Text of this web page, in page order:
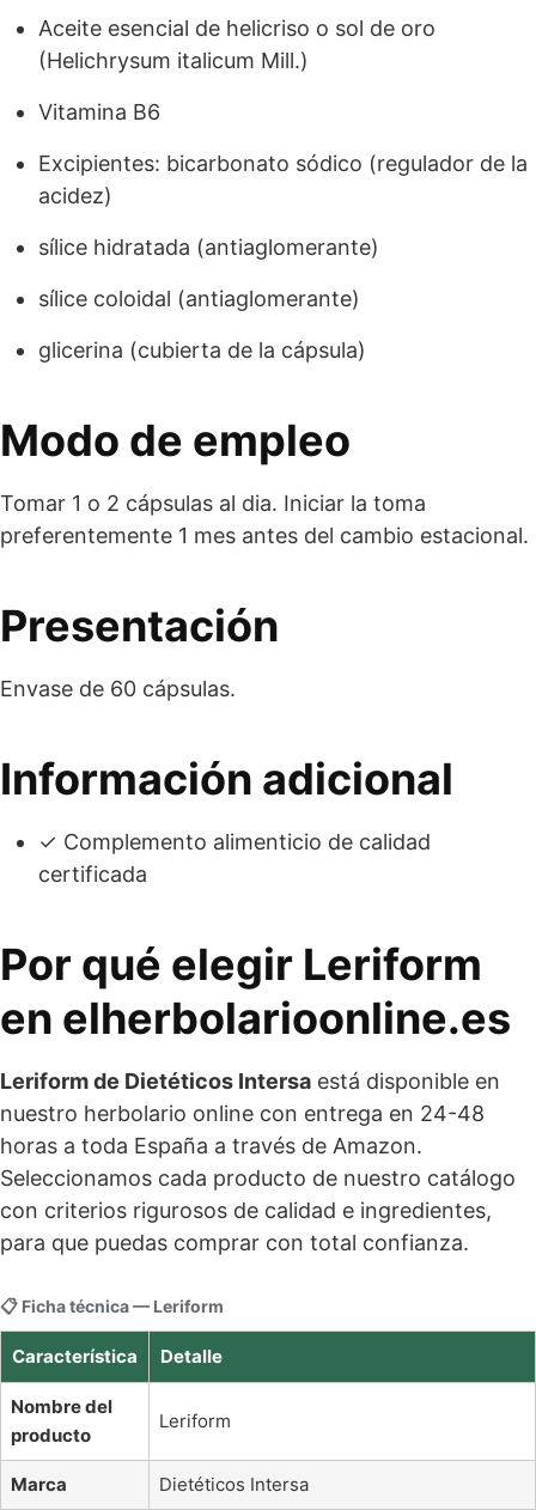
Aceite esencial de helicriso o sol de oro
(Helichrysum italicum Mill.)
Vitamina B6
Excipientes: bicarbonato sódico (regulador de la
acidez)
sílice hidratada (antiaglomerante)
sílice coloidal (antiaglomerante)
glicerina (cubierta de la cápsula)
Modo de empleo
Tomar 1 o 2 cápsulas al dia. Iniciar la toma
preferentemente 1 mes antes del cambio estacional.
Presentación
Envase de 60 cápsulas.
Información adicional
✓ Complemento alimenticio de calidad
certificada
Por qué elegir Leriform
en elherbolarioonline.es
Leriform de Dietéticos Intersa está disponible en
nuestro herbolario online con entrega en 24-48
horas a toda España a través de Amazon.
Seleccionamos cada producto de nuestro catálogo
con criterios rigurosos de calidad e ingredientes,
para que puedas comprar con total confianza.
📋 Ficha técnica — Leriform
Característica Detalle
Nombre del
producto
Leriform
Marca Dietéticos Intersa